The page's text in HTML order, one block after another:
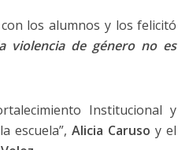
los alumnos y los felicitó
violencia de género no es
Institucional y
escuela”, Alicia Caruso y el